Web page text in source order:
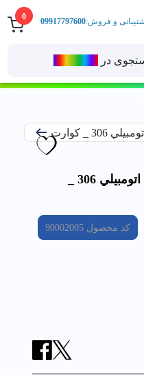
0
در
و فروش:09917797600
کد محصول 90002005